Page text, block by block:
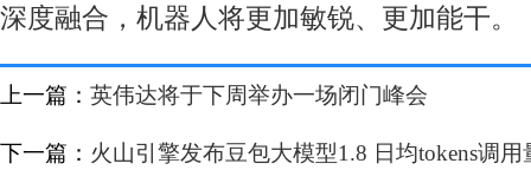
深度融合，机器人将更加敏锐、更加能干。
上一篇： 英伟达将于下周举办一场闭门峰会
下一篇： 火山引擎发布豆包大模型1.8 日均tokens调